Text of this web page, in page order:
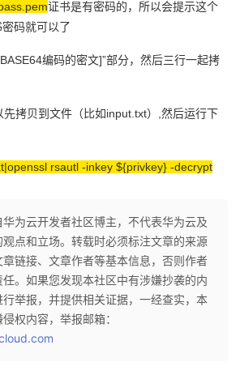
证书是有密码的，所以会提示这个
码就可以了
编码的密文]”部分，然后三行一起拷
拷贝到文件（比如input.txt）,然后运行下
rsautl -inkey ${privkey} -decrypt
华为云开发者社区博主，不代表华为云及
点和立场。转载时必须标注文章的来源
章链接、文章作者等基本信息，否则作者
。如果您发现本社区中有涉嫌抄袭的内
举报，并提供相关证据，一经查实，本
权内容，举报邮箱：